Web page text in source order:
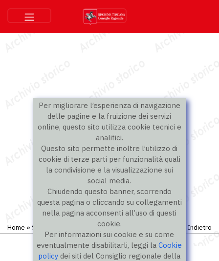
Per migliorare l’esperienza di navigazione
delle pagine e la fruizione dei servizi
online, questo sito utilizza cookie tecnici e
analitici.
Questo sito permette inoltre l’utilizzo di
cookie di terze parti per funzionalità quali
la condivisione e la visualizzazione sui
social media.
Chiudendo questo banner, scorrendo
questa pagina o cliccando su collegamenti
nella pagina acconsenti all’uso di questi
cookie.
Per informazioni sui cookie e su come
eventualmente disabilitarli, leggi laCookie
policy dei siti del Consiglio regionale della
Home » Storico »Consiglieri Indietro